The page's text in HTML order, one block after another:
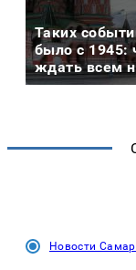
Таких
было с 1945:
ждать всем
Новости